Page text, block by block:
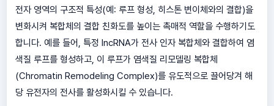
전자 영역의 구조적 특성(예: 루프 형성, 히스톤 변이체와의 결합)을
변화시켜 복합체의 결합 친화도를 높이는 촉매적 역할을 수행하기도
합니다. 예를 들어, 특정 lncRNA가 전사 인자 복합체와 결합하여 염
색질 루프를 형성하고, 이 루프가 염색질 리모델링 복합체
(Chromatin Remodeling Complex)를 유도적으로 끌어당겨 해
당 유전자의 전사를 활성화시킬 수 있습니다.